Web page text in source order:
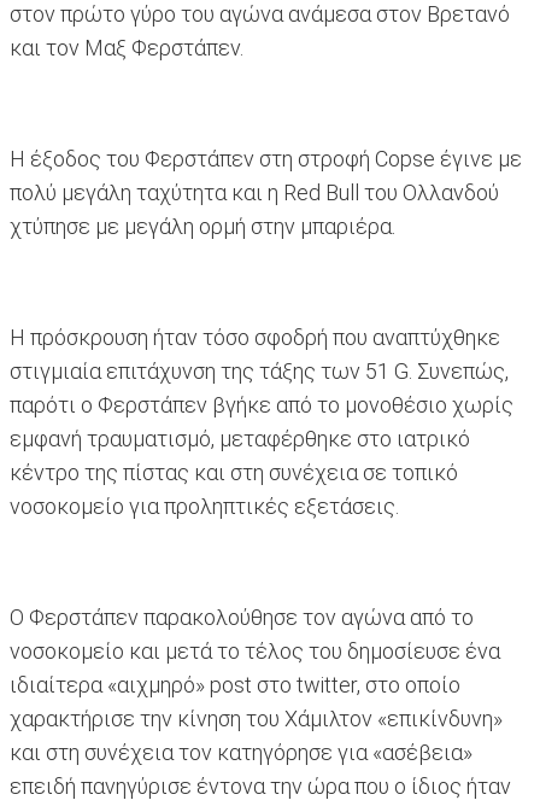
στον πρώτο γύρο του αγώνα ανάμεσα στον Βρετανό
και τον Μαξ Φερστάπεν.
Η έξοδος του Φερστάπεν στη στροφή Copse έγινε με
πολύ μεγάλη ταχύτητα και η Red Bull του Ολλανδού
χτύπησε με μεγάλη ορμή στην μπαριέρα.
Η πρόσκρουση ήταν τόσο σφοδρή που αναπτύχθηκε
στιγμιαία επιτάχυνση της τάξης των 51 G. Συνεπώς,
παρότι ο Φερστάπεν βγήκε από το μονοθέσιο χωρίς
εμφανή τραυματισμό, μεταφέρθηκε στο ιατρικό
κέντρο της πίστας και στη συνέχεια σε τοπικό
νοσοκομείο για προληπτικές εξετάσεις.
Ο Φερστάπεν παρακολούθησε τον αγώνα από το
νοσοκομείο και μετά το τέλος του δημοσίευσε ένα
ιδιαίτερα «αιχμηρό» post στο twitter, στο οποίο
χαρακτήρισε την κίνηση του Χάμιλτον «επικίνδυνη»
και στη συνέχεια τον κατηγόρησε για «ασέβεια»
επειδή πανηγύρισε έντονα την ώρα που ο ίδιος ήταν